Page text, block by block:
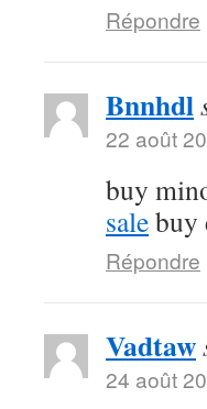
Répondre
Bnnhdl
22 août
buy
salebuy
Répondre
Vadtaw
24 août